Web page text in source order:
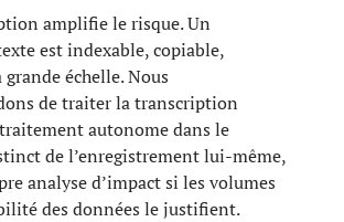
amplifie le risque. Un
est indexable, copiable,
échelle. Nous
de traiter la transcription
autonome dans le
de l’enregistrement lui-même,
analyse d’impact si les volumes
des données le justifient.